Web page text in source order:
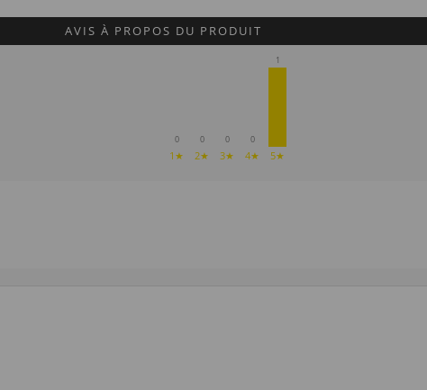
AVIS À PROPOS DU PRODUIT
0
1★
0
2★
0
3★
0
4★
1
5★